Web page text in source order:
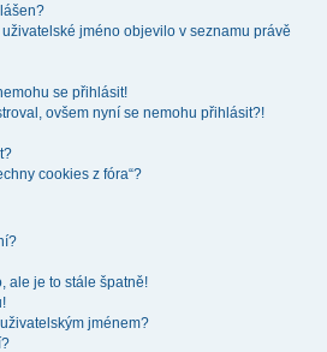
jméno objevilo v seznamu právě
se přihlásit!
ovšem nyní se nemohu přihlásit?!
cookies z fóra“?
ale je to stále špatně!
jménem?